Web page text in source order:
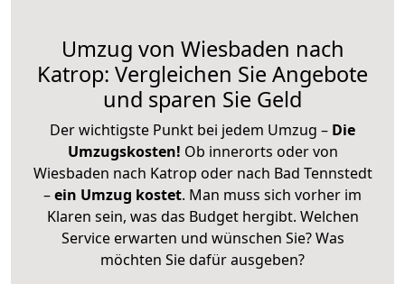
Umzug von Wiesbaden nach
Katrop: Vergleichen Sie Angebote
und sparen Sie Geld
Der wichtigste Punkt bei jedem Umzug – Die
Umzugskosten! Ob innerorts oder von
Wiesbaden nach Katrop oder nach Bad Tennstedt
–ein Umzug kostet. Man muss sich vorher im
Klaren sein, was das Budget hergibt. Welchen
Service erwarten und wünschen Sie? Was
möchten Sie dafür ausgeben?